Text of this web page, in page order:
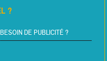
?
BESOIN DE PUBLICITÉ ?